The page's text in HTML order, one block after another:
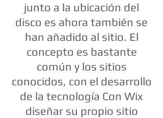
junto a la ubicación del
disco es ahora también se
han añadido al sitio. El
concepto es bastante
común y los sitios
conocidos, con el desarrollo
de la tecnología Con Wix
diseñar su propio sitio